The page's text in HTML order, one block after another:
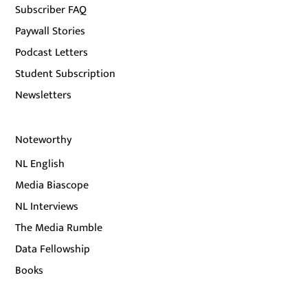
Subscriber FAQ
Paywall Stories
Podcast Letters
Student Subscription
Newsletters
Noteworthy
NL English
Media Biascope
NL Interviews
The Media Rumble
Data Fellowship
Books